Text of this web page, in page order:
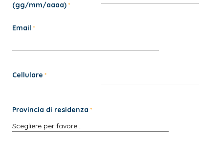
(gg/mm/aaaa)
Email
Cellulare
Provincia di residenza